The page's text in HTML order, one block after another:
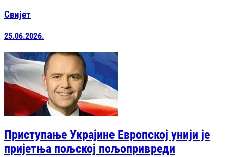
Свијет
25.06.2026.
Приступање Украјине Европској унији је
пријетња пољској пољопривреди